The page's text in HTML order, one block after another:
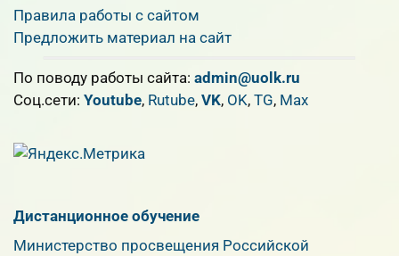
Правила работы с сайтом
Предложить материал на сайт
По поводу работы сайта: admin@uolk.ru
Cоц.сети: Youtube, Rutube, VK, OK, TG, Max
Дистанционное обучение
Министерство просвещения Российской